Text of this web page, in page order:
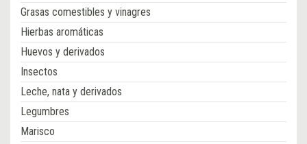
Grasas comestibles y vinagres
Hierbas aromáticas
Huevos y derivados
Insectos
Leche, nata y derivados
Legumbres
Marisco